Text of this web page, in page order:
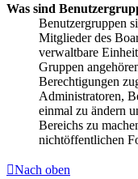
Was sind
Benutzergruppen
Mitglieder des
verwaltbare
Gruppen
Berechtigungen
Administratoren,
einmal zu ändern
Bereichs zu
nichtöffentlichen
Nach oben